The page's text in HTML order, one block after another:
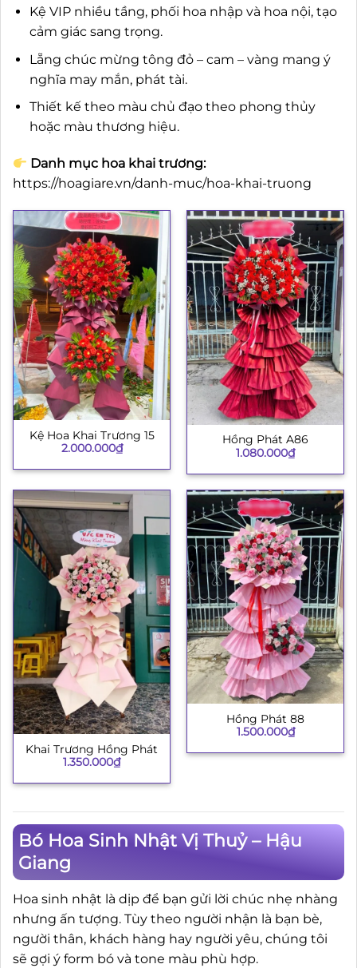
Kệ VIP nhiều tầng, phối hoa nhập và hoa nội, tạo
cảm giác sang trọng.
Lẵng chúc mừng tông đỏ – cam – vàng mang ý
nghĩa may mắn, phát tài.
Thiết kế theo màu chủ đạo theo phong thủy
hoặc màu thương hiệu.
Danh mục hoa khai trương:
https://hoagiare.vn/danh-muc/hoa-khai-truong
Kệ Hoa Khai Trương 15
2.000.000₫
Hồng Phát A86
1.080.000₫
Khai Trương Hồng Phát
1.350.000₫
Hồng Phát 88
1.500.000₫
Bó Hoa Sinh Nhật Vị Thuỷ – Hậu
Giang
Hoa sinh nhật là dịp để bạn gửi lời chúc nhẹ nhàng
nhưng ấn tượng. Tùy theo người nhận là bạn bè,
người thân, khách hàng hay người yêu, chúng tôi
sẽ gợi ý form bó và tone màu phù hợp.